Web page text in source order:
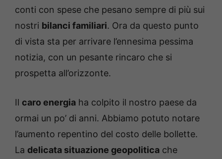
conti con spese che pesano sempre di più sui
nostri bilanci familiari. Ora da questo punto
di vista sta per arrivare l’ennesima pessima
notizia, con un pesante rincaro che si
prospetta all’orizzonte.
Il caro energia ha colpito il nostro paese da
ormai un po’ di anni. Abbiamo potuto notare
l’aumento repentino del costo delle bollette.
La delicata situazione geopolitica che